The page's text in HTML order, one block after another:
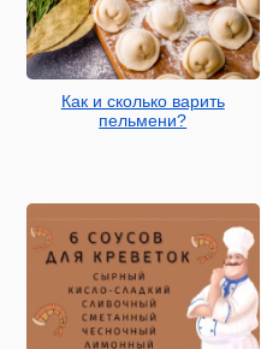
Как и сколько варить
пельмени?